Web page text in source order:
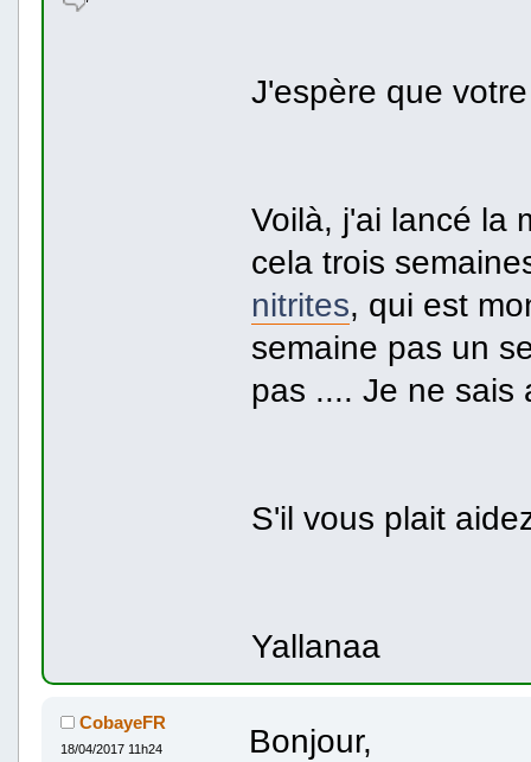
J'espère que
Voilà, j'ai lancé la
cela trois
nitrites, qui est
semaine pas un
pas .... Je ne sais
S'il vous plait
Yallanaa
CobayeFR
18/04/2017 11h24
Bonjour,